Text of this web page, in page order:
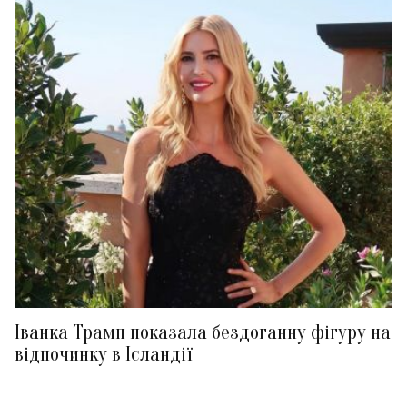
Іванка Трамп показала бездоганну фігуру на
відпочинку в Ісландії